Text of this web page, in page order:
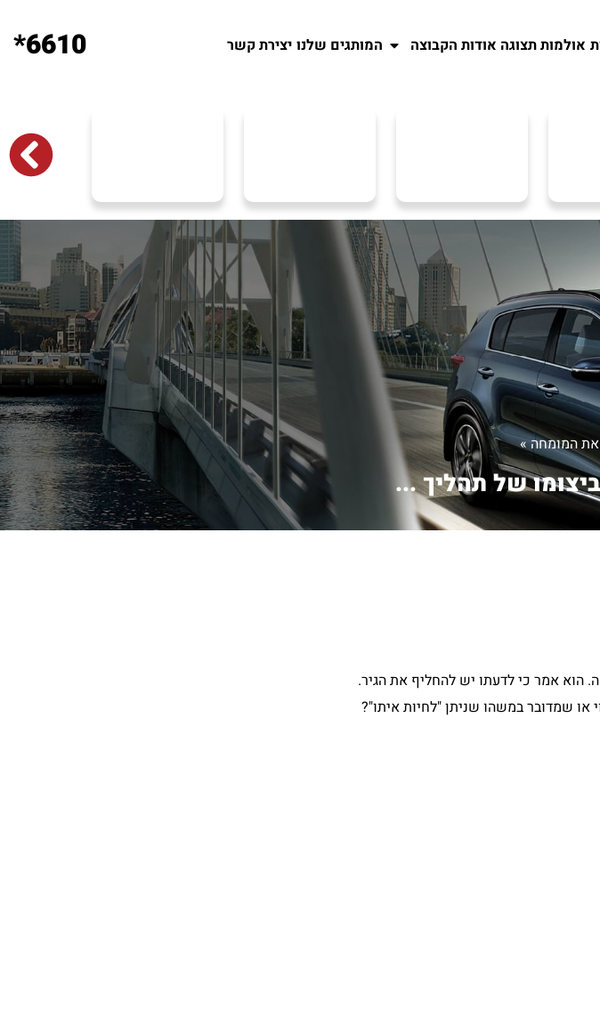
אולמות תצוגה אודות הקבוצה המותגים שלנו יצירת קשר 6610*
המומחה»
של תהליך ...
הוא אמר כי לדעתו יש להחליף את הגיר.
או שמדובר במשהו שניתן "לחיות איתו"?